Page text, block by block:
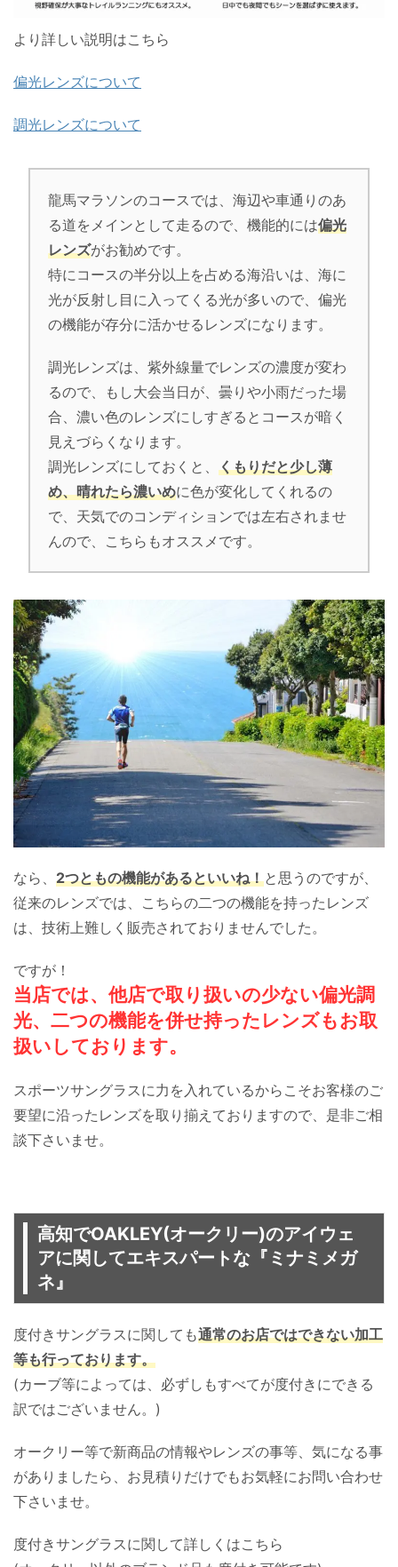
より詳しい説明はこちら
偏光レンズについて
調光レンズについて
龍馬マラソンのコースでは、海辺や車通りのあ
る道をメインとして走るので、機能的には偏光
レンズがお勧めです。
特にコースの半分以上を占める海沿いは、海に
光が反射し目に入ってくる光が多いので、偏光
の機能が存分に活かせるレンズになります。
調光レンズは、紫外線量でレンズの濃度が変わ
るので、もし大会当日が、曇りや小雨だった場
合、濃い色のレンズにしすぎるとコースが暗く
見えづらくなります。
調光レンズにしておくと、 くもりだと少し薄
め、晴れたら濃いめに色が変化してくれるの
で、天気でのコンディションでは左右されませ
んので、こちらもオススメです。
なら、 2つともの機能があるといいね！と思うのですが、
従来のレンズでは、こちらの二つの機能を持ったレンズ
は、技術上難しく販売されておりませんでした。
ですが！
当店では、他店で取り扱いの少ない偏光調
光、二つの機能を併せ持ったレンズもお取
扱いしております。
スポーツサングラスに力を入れているからこそお客様のご
要望に沿ったレンズを取り揃えておりますので、是非ご相
談下さいませ。
高知でOAKLEY(オークリー)のアイウェ
アに関してエキスパートな『ミナミメガ
ネ』
度付きサングラスに関しても通常のお店ではできない加工
等も行っております。
(カーブ等によっては、必ずしもすべてが度付きにできる
訳ではございません。)
オークリー等で新商品の情報やレンズの事等、気になる事
がありましたら、お見積りだけでもお気軽にお問い合わせ
下さいませ。
度付きサングラスに関して詳しくはこちら